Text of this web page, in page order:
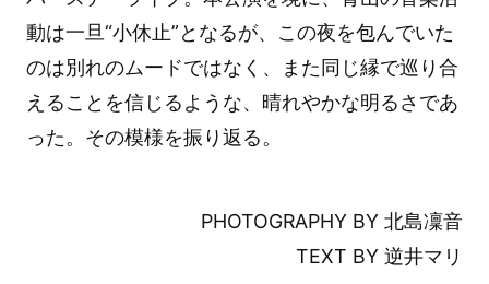
動は一旦“小休止”となるが、この夜を包んでいた
のは別れのムードではなく、また同じ縁で巡り合
えることを信じるような、晴れやかな明るさであ
った。その模様を振り返る。
PHOTOGRAPHY BY 北島凜音
TEXT BY 逆井マリ